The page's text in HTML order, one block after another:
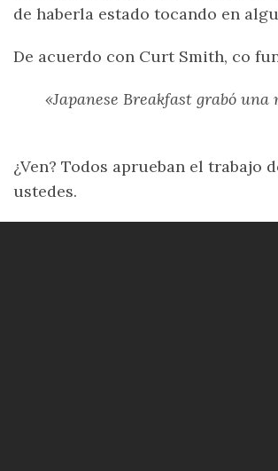
de haberla estado tocando en
De acuerdo con Curt Smith, co
«Japanese Breakfast grabó
¿Ven? Todos aprueban el trabajo
ustedes.